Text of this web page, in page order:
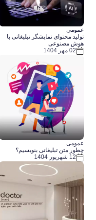
عمومی
تولید محتوای نمایشگر تبلیغاتی با
هوش مصنوعی
02 مهر 1404
عمومی
چطور متن تبلیغاتی بنویسیم؟
12 شهریور 1404